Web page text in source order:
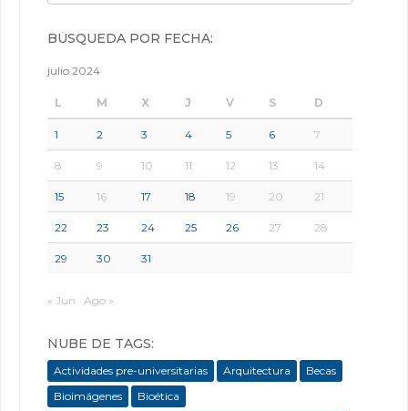
BÚSQUEDA POR FECHA:
julio 2024
L M X J V S D
1 2 3 4 5 6 7
8 9 10 11 12 13 14
15 16 17 18 19 20 21
22 23 24 25 26 27 28
29 30 31
« Jun Ago »
NUBE DE TAGS:
Actividades pre-universitarias Arquitectura
Becas
Bioimágenes
Bioética